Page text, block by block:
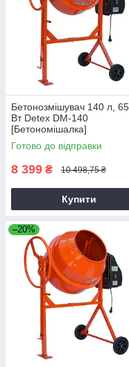
Бетонозмішувач 140 л,
Вт Detex DM-140
[Бетономішалка]
Готово до відправки
8 399 ₴ 10 498,75 ₴
Купити
–20%